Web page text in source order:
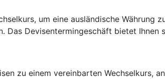
um eine ausländische
Devisentermingeschäft bietet Ihnen
zu einem vereinbarten Wechselkurs,